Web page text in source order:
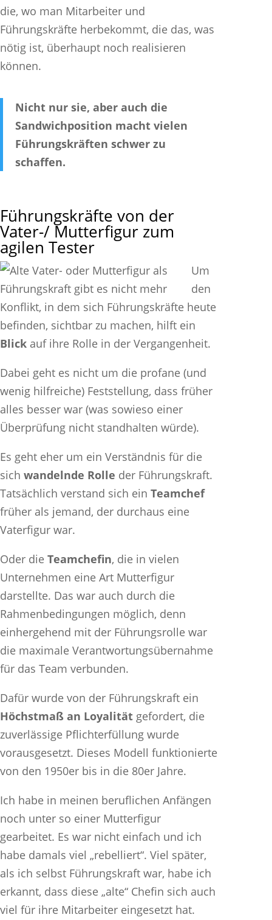
die, wo man Mitarbeiter und
Führungskräfte herbekommt, die das, was
nötig ist, überhaupt noch realisieren
können.
Nicht nur sie, aber auch die
Sandwichposition macht vielen
Führungskräften schwer zu
schaffen.
Führungskräfte von der
Vater-/ Mutterfigur zum
agilen Tester
Um
den
Konflikt, in dem sich Führungskräfte heute
befinden, sichtbar zu machen, hilft ein
Blick auf ihre Rolle in der Vergangenheit.
Dabei geht es nicht um die profane (und
wenig hilfreiche) Feststellung, dass früher
alles besser war (was sowieso einer
Überprüfung nicht standhalten würde).
Es geht eher um ein Verständnis für die
sich wandelnde Rolle der Führungskraft.
Tatsächlich verstand sich ein Teamchef
früher als jemand, der durchaus eine
Vaterfigur war.
Oder die Teamchefin, die in vielen
Unternehmen eine Art Mutterfigur
darstellte. Das war auch durch die
Rahmenbedingungen möglich, denn
einhergehend mit der Führungsrolle war
die maximale Verantwortungsübernahme
für das Team verbunden.
Dafür wurde von der Führungskraft ein
Höchstmaß an Loyalität gefordert, die
zuverlässige Pflichterfüllung wurde
vorausgesetzt. Dieses Modell funktionierte
von den 1950er bis in die 80er Jahre.
Ich habe in meinen beruflichen Anfängen
noch unter so einer Mutterfigur
gearbeitet. Es war nicht einfach und ich
habe damals viel „rebelliert“. Viel später,
als ich selbst Führungskraft war, habe ich
erkannt, dass diese „alte“ Chefin sich auch
viel für ihre Mitarbeiter eingesetzt hat.